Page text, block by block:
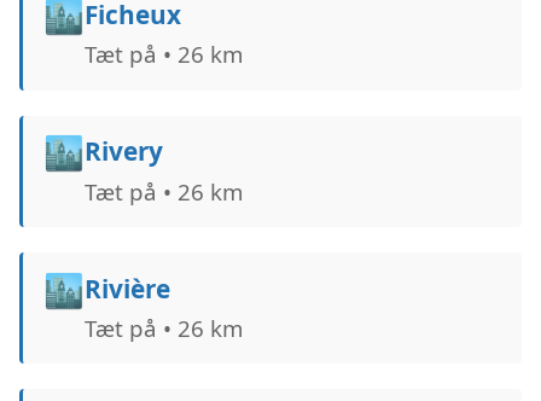
🏙️Ficheux
Tæt på • 26 km
🏙️Rivery
Tæt på • 26 km
🏙️Rivière
Tæt på • 26 km